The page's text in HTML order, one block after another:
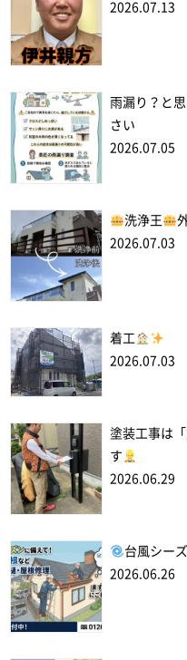
2026.07.13
雨漏り？と
さい
2026.07.05
洗浄王
2026.07.03
着工
2026.07.03
塗装工事は
す
2026.06.29
台風シー
2026.06.26